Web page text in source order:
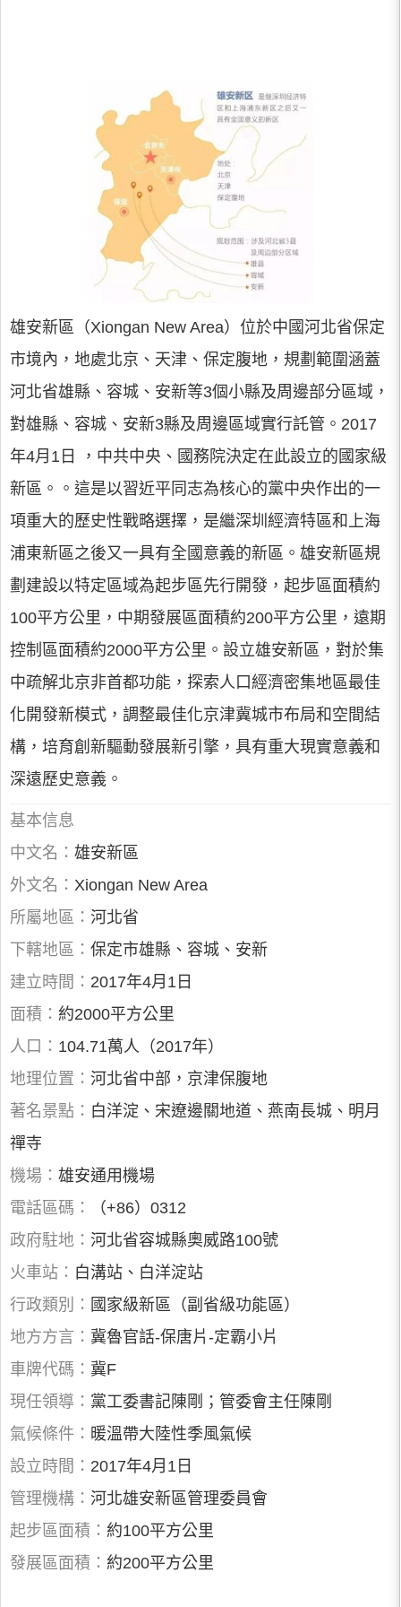
雄安新區（Xiongan New Area）位於中國河北省保定
市境內，地處北京、天津、保定腹地，規劃範圍涵蓋
河北省雄縣、容城、安新等3個小縣及周邊部分區域，
對雄縣、容城、安新3縣及周邊區域實行託管。2017
年4月1日 ，中共中央、國務院決定在此設立的國家級
新區。。這是以習近平同志為核心的黨中央作出的一
項重大的歷史性戰略選擇，是繼深圳經濟特區和上海
浦東新區之後又一具有全國意義的新區。雄安新區規
劃建設以特定區域為起步區先行開發，起步區面積約
100平方公里，中期發展區面積約200平方公里，遠期
控制區面積約2000平方公里。設立雄安新區，對於集
中疏解北京非首都功能，探索人口經濟密集地區最佳
化開發新模式，調整最佳化京津冀城市布局和空間結
構，培育創新驅動發展新引擎，具有重大現實意義和
深遠歷史意義。
基本信息
中文名： 雄安新區
外文名： Xiongan New Area
所屬地區： 河北省
下轄地區： 保定市雄縣、容城、安新
建立時間： 2017年4月1日
面積： 約2000平方公里
人口： 104.71萬人（2017年）
地理位置： 河北省中部，京津保腹地
著名景點： 白洋淀、宋遼邊關地道、燕南長城、明月
禪寺
機場： 雄安通用機場
電話區碼：
（+86）0312
政府駐地： 河北省容城縣奧威路100號
火車站： 白溝站、白洋淀站
行政類別： 國家級新區（副省級功能區）
地方方言： 冀魯官話-保唐片-定霸小片
車牌代碼： 冀F
現任領導： 黨工委書記陳剛；管委會主任陳剛
氣候條件： 暖溫帶大陸性季風氣候
設立時間： 2017年4月1日
管理機構： 河北雄安新區管理委員會
起步區面積： 約100平方公里
發展區面積： 約200平方公里